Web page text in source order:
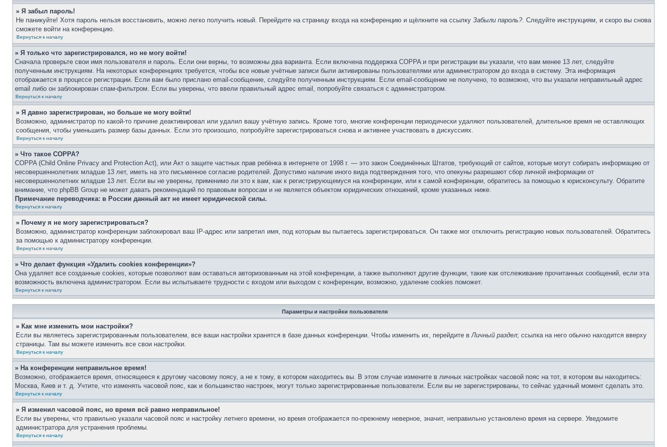
» Я забыл пароль!
Не паникуйте! Хотя пароль нельзя восстановить, можно легко получить новый. Перейдите на страницу входа на конференцию и щёлкните на ссылку Забыли пароль?. Следуйте инструкциям, и скоро вы снова
сможете войти на конференцию.
Вернуться к началу
» Я только что зарегистрировался, но не могу войти!
Сначала проверьте свои имя пользователя и пароль. Если они верны, то возможны два варианта. Если включена поддержка COPPA и при регистрации вы указали, что вам менее 13 лет, следуйте
полученным инструкциям. На некоторых конференциях требуется, чтобы все новые учётные записи были активированы пользователями или администратором до входа в систему. Эта информация
отображается в процессе регистрации. Если вам было прислано email-сообщение, следуйте полученным инструкциям. Если email-сообщение не получено, то возможно, что вы указали неправильный адрес
email либо он заблокирован спам-фильтром. Если вы уверены, что ввели правильный адрес email, попробуйте связаться с администратором.
Вернуться к началу
» Я давно зарегистрирован, но больше не могу войти!
Возможно, администратор по какой-то причине деактивировал или удалил вашу учётную запись. Кроме того, многие конференции периодически удаляют пользователей, длительное время не оставляющих
сообщения, чтобы уменьшить размер базы данных. Если это произошло, попробуйте зарегистрироваться снова и активнее участвовать в дискуссиях.
Вернуться к началу
» Что такое COPPA?
COPPA (Child Online Privacy and Protection Act), или Акт о защите частных прав ребёнка в интернете от 1998 г. — это закон Соединённых Штатов, требующий от сайтов, которые могут собирать информацию от
несовершеннолетних младше 13 лет, иметь на это письменное согласие родителей. Допустимо наличие иного вида подтверждения того, что опекуны разрешают сбор личной информации от
несовершеннолетних младше 13 лет. Если вы не уверены, применимо ли это к вам, как к регистрирующемуся на конференции, или к самой конференции, обратитесь за помощью к юрисконсульту. Обратите
внимание, что phpBB Group не может давать рекомендаций по правовым вопросам и не является объектом юридических отношений, кроме указанных ниже.
Примечание переводчика: в России данный акт не имеет юридической силы.
Вернуться к началу
» Почему я не могу зарегистрироваться?
Возможно, администратор конференции заблокировал ваш IP-адрес или запретил имя, под которым вы пытаетесь зарегистрироваться. Он также мог отключить регистрацию новых пользователей. Обратитесь
за помощью к администратору конференции.
Вернуться к началу
» Что делает функция «Удалить cookies конференции»?
Она удаляет все созданные cookies, которые позволяют вам оставаться авторизованным на этой конференции, а также выполняют другие функции, такие как отслеживание прочитанных сообщений, если эта
возможность включена администратором. Если вы испытываете трудности с входом или выходом с конференции, возможно, удаление cookies поможет.
Вернуться к началу
Параметры и настройки пользователя
» Как мне изменить мои настройки?
Если вы являетесь зарегистрированным пользователем, все ваши настройки хранятся в базе данных конференции. Чтобы изменить их, перейдите вЛичный раздел; ссылка на него обычно находится вверху
страницы. Там вы можете изменить все свои настройки.
Вернуться к началу
» На конференции неправильное время!
Возможно, отображается время, относящееся к другому часовому поясу, а не к тому, в котором находитесь вы. В этом случае измените в личных настройках часовой пояс на тот, в котором вы находитесь:
Москва, Киев и т. д. Учтите, что изменять часовой пояс, как и большинство настроек, могут только зарегистрированные пользователи. Если вы не зарегистрированы, то сейчас удачный момент сделать это.
Вернуться к началу
» Я изменил часовой пояс, но время всё равно неправильное!
Если вы уверены, что правильно указали часовой пояс и настройку летнего времени, но время отображается по-прежнему неверное, значит, неправильно установлено время на сервере. Уведомите
администратора для устранения проблемы.
Вернуться к началу